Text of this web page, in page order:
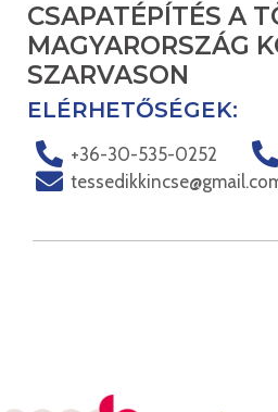
CSAPATÉPÍTÉS A
MAGYARORSZÁG
SZARVASON
ELÉRHETŐSÉGEK:
+36-30-535-0252